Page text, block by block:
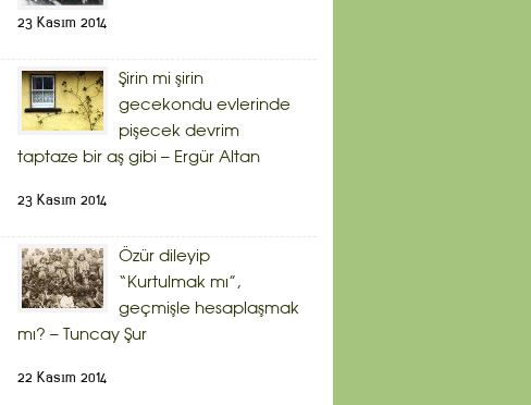
23 Kasım 2014
Şirin mi şirin
gecekondu evlerinde
pişecek devrim
taptaze bir aş gibi – Ergür Altan
23 Kasım 2014
Özür dileyip
“Kurtulmak mı”,
geçmişle hesaplaşmak
mı? – Tuncay Şur
22 Kasım 2014